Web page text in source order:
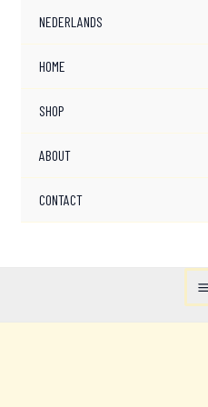
NEDERLANDS
HOME
SHOP
ABOUT
CONTACT